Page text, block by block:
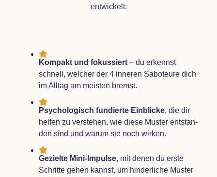
entwickelt:
Kom­pakt und fokus­siert – du erkennst
schnell, wel­cher der 4 inne­ren Sabo­teure dich
im All­tag am meis­ten bremst.
Psy­cho­lo­gisch fun­dierte Ein­bli­cke, die dir
hel­fen zu ver­ste­hen, wie diese Mus­ter ent­stan­
den sind und warum sie noch wirken.
Gezielte Mini-Impulse, mit denen du erste
Schritte gehen kannst, um hin­der­li­che Mus­ter